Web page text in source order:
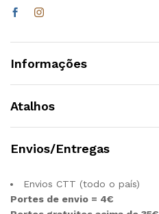
Informações
Atalhos
Envios/Entregas
Envios CTT (todo o país)
Portes de envio = 4€